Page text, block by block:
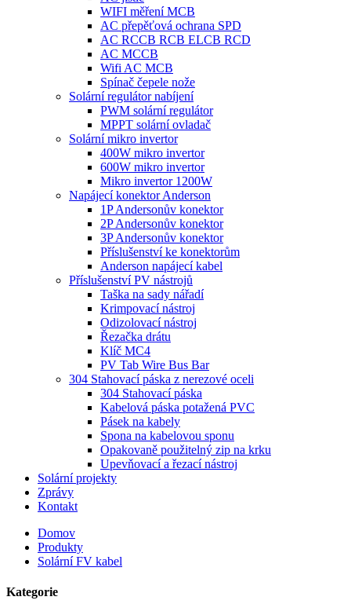
WIFI měření MCB
AC přepěťová ochrana SPD
AC RCCB RCB ELCB RCD
AC MCCB
Wifi AC MCB
Spínač čepele nože
Solární regulátor nabíjení
PWM solární regulátor
MPPT solární ovladač
Solární mikro invertor
400W mikro invertor
600W mikro invertor
Mikro invertor 1200W
Napájecí konektor Anderson
1P Andersonův konektor
2P Andersonův konektor
3P Andersonův konektor
Příslušenství ke konektorům
Anderson napájecí kabel
Příslušenství PV nástrojů
Taška na sady nářadí
Krimpovací nástroj
Odizolovací nástroj
Řezačka drátu
Klíč MC4
PV Tab Wire Bus Bar
304 Stahovací páska z nerezové oceli
304 Stahovací páska
Kabelová páska potažená PVC
Pásek na kabely
Spona na kabelovou sponu
Opakovaně použitelný zip na krku
Upevňovací a řezací nástroj
Solární projekty
Zprávy
Kontakt
Domov
Produkty
Solární FV kabel
Kategorie